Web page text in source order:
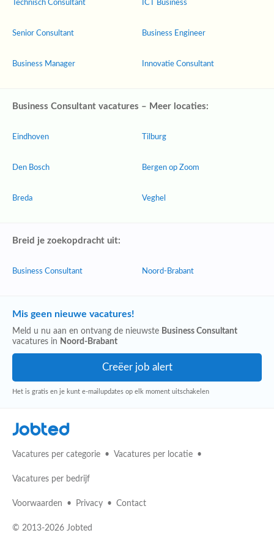
Technisch Consultant
Senior Consultant
Business Manager
ICT Business
Business Engineer
Innovatie Consultant
Business Consultant vacatures – Meer locaties:
Eindhoven
Den Bosch
Breda
Tilburg
Bergen op Zoom
Veghel
Breid je zoekopdracht uit:
Business Consultant Noord-Brabant
Mis geen nieuwe vacatures!
Meld u nu aan en ontvang de nieuwste Business Consultant
vacatures in Noord-Brabant
Het is gratis en je kunt e-mailupdates op elk moment uitschakelen
Jobted
Vacatures per categorie Vacatures per locatie
Vacatures per bedrijf
Voorwaarden Privacy Contact
© 2013-2026 Jobted